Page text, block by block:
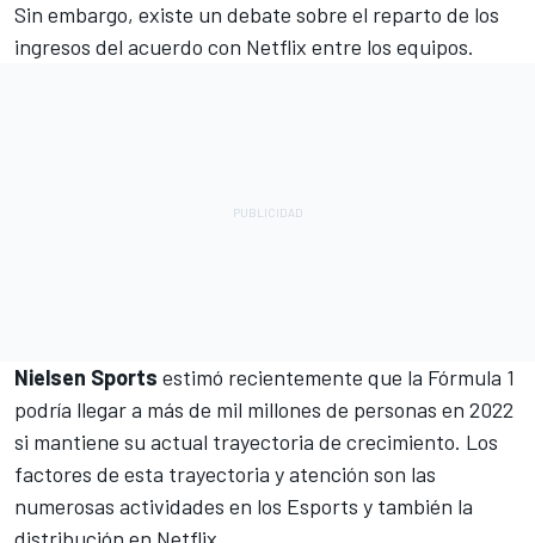
Sin embargo, existe un debate sobre el reparto de los
ingresos del acuerdo con Netflix entre los equipos.
Nielsen Sports estimó recientemente que la Fórmula 1
podría llegar a más de mil millones de personas en 2022
si mantiene su actual trayectoria de crecimiento. Los
factores de esta trayectoria y atención son las
numerosas actividades en los Esports y también la